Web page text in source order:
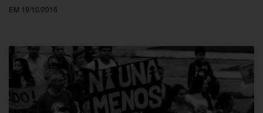
EM 19/10/2016